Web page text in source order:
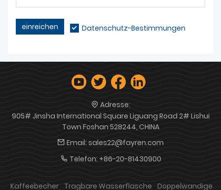
einreichen Datenschutz-Bestimmungen
Adresse:
905# Jinsha International Square Liguang Road 2# Lishui
Town Foshan 528244, CHINA
Email: sales22@fayren.com
Telefon: +86-20-81430900
Kaffeebecher Tragbare Wasserflasche Doppelwandige